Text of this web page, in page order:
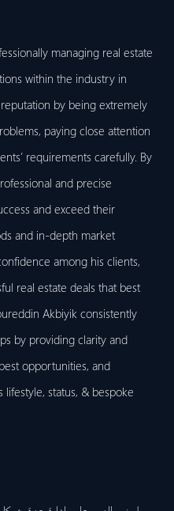
managing real estate
within the industry in
by being extremely
paying close attention
requirements carefully. By
and precise
and exceed their
and in-depth market
among his clients,
real estate deals that best
Akbiyik consistently
by providing clarity and
opportunities, and
lifestyle, status, & bespoke